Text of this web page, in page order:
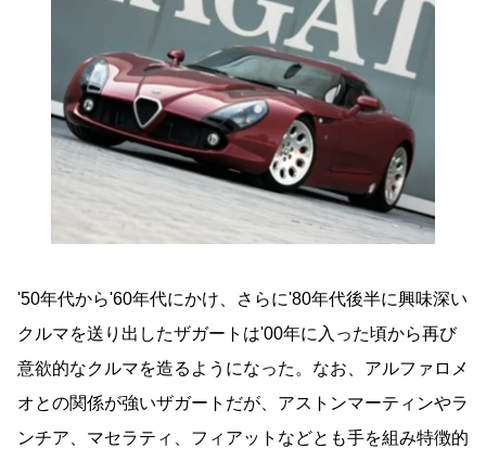
'50年代から'60年代にかけ、さらに'80年代後半に興味深い
クルマを送り出したザガートは'00年に入った頃から再び
意欲的なクルマを造るようになった。なお、アルファロメ
オとの関係が強いザガートだが、アストンマーティンやラ
ンチア、マセラティ、フィアットなどとも手を組み特徴的